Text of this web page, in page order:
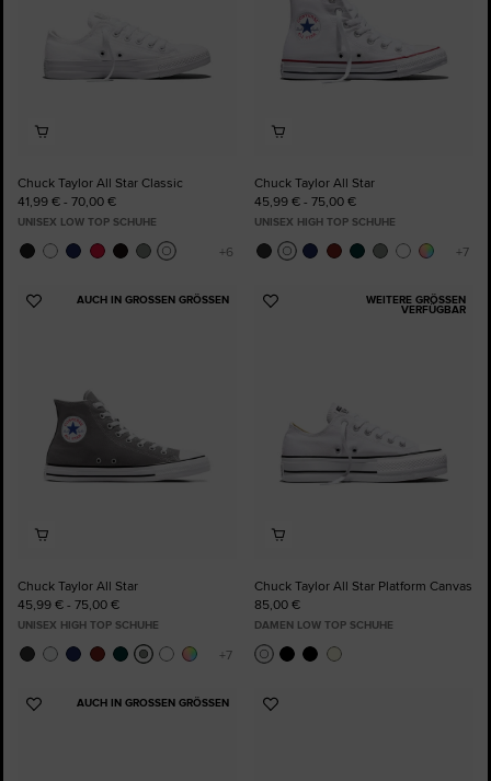
Chuck Taylor All Star Classic
41,99 € - 70,00 €
UNISEX LOW TOP SCHUHE
Chuck Taylor All Star
45,99 € - 75,00 €
UNISEX HIGH TOP SCHUHE
AUCH IN GROSSEN GRÖSSEN
Zu
Chuck Taylor All Star
45,99 € - 75,00 €
UNISEX HIGH TOP SCHUHE
WEITERE GRÖSSEN V
ERFÜGBAR
Zu
Chuck Taylor All Star Platform Canvas
85,00 €
DAMEN LOW TOP SCHUHE
AUCH IN GROSSEN GRÖSSEN
Zu
Zu